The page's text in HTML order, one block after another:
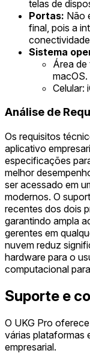
telas de
Portas: Não
final, pois a
Sistema
Área de
macOS.
Celular:
Análise de
Os requisitos
aplicativo
especificações
melhor
ser acessado em
modernos. O
recentes dos dois
garantindo ampla
gerentes em
nuvem reduz
hardware para o
computacional
Suporte e
O UKG Pro
várias plataformas
empresarial.